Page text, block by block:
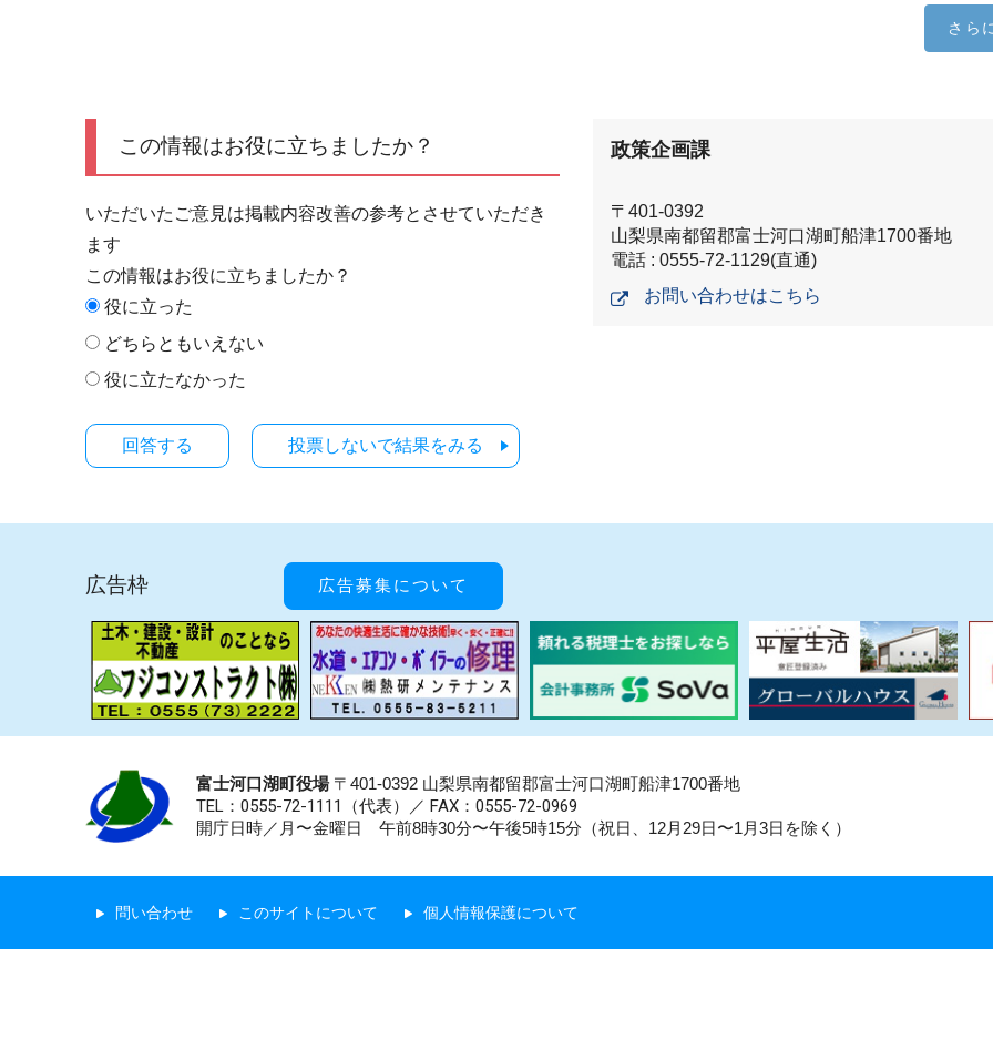
さら
この情報はお役に立ちましたか？
いただいたご意見は掲載内容改善の参考とさせていただき
ます
この情報はお役に立ちましたか？
役に立った
どちらともいえない
役に立たなかった
投票しないで結果をみる
政策企画課
〒401-0392
山梨県南都留郡富士河口湖町船津1700番地
電話 : 0555-72-1129(直通)
お問い合わせはこちら
広告枠 広告募集について
富士河口湖町役場〒401-0392 山梨県南都留郡富士河口湖町船津1700番地
TEL：0555-72-1111 （代表）／ FAX：0555-72-0969
開庁日時／月〜金曜日 午前8時30分〜午後5時15分（祝日、12月29日〜1月3日を除く）
問い合わせ このサイトについて 個人情報保護について